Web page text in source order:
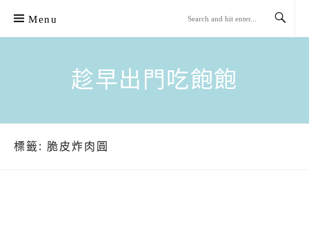
content
Menu
趁早出門吃飽飽
標籤: 脆皮炸肉圓